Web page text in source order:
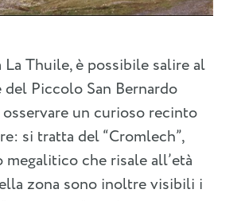
La Thuile, è possibile salire al
Piccolo San Bernardo
un curioso recinto
si tratta del “Cromlech”,
che risale all’età
zona sono inoltre visibili i